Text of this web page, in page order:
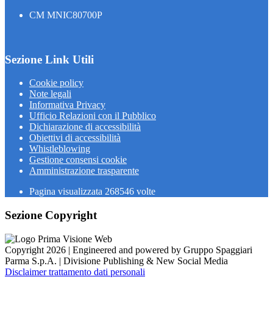
CM MNIC80700P
Sezione Link Utili
Cookie policy
Note legali
Informativa Privacy
Ufficio Relazioni con il Pubblico
Dichiarazione di accessibilità
Obiettivi di accessibilità
Whistleblowing
Gestione consensi cookie
Amministrazione trasparente
Pagina visualizzata 268546 volte
Sezione Copyright
Copyright 2026 | Engineered and powered by Gruppo Spaggiari
Parma S.p.A. | Divisione Publishing & New Social Media
Disclaimer trattamento dati personali